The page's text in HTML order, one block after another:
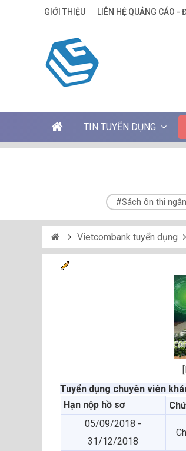
GIỚI THIỆU LIÊN HỆ QUẢNG CÁO -
TIN TUYỂN DỤNG
#Sách ôn thi
Vietcombank tuyển dụng
Tuyển dụng chuyên viên
Hạn nộp hồ sơ
05/09/2018 -
31/12/2018